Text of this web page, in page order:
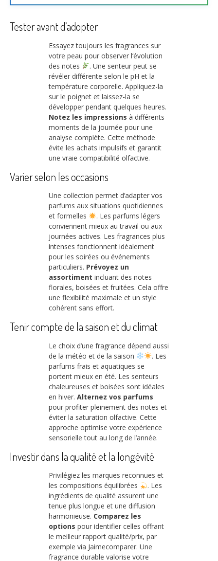
Tester avant d’adopter
Essayez toujours les fragrances sur
votre peau pour observer l’évolution
des notes
. Une senteur peut se
révéler différente selon le pH et la
température corporelle. Appliquez-la
sur le poignet et laissez-la se
développer pendant quelques heures.
Notez les impressions à différents
moments de la journée pour une
analyse complète. Cette méthode
évite les achats impulsifs et garantit
une vraie compatibilité olfactive.
Varier selon les occasions
Une collection permet d’adapter vos
parfums aux situations quotidiennes
et formelles
. Les parfums légers
conviennent mieux au travail ou aux
journées actives. Les fragrances plus
intenses fonctionnent idéalement
pour les soirées ou événements
particuliers. Prévoyez un
assortiment incluant des notes
florales, boisées et fruitées. Cela offre
une flexibilité maximale et un style
cohérent sans effort.
Tenir compte de la saison et du climat
Le choix d’une fragrance dépend aussi
de la météo et de la saison
. Les
parfums frais et aquatiques se
portent mieux en été. Les senteurs
chaleureuses et boisées sont idéales
en hiver. Alternez vos parfums
pour profiter pleinement des notes et
éviter la saturation olfactive. Cette
approche optimise votre expérience
sensorielle tout au long de l’année.
Investir dans la qualité et la longévité
Privilégiez les marques reconnues et
les compositions équilibrées
. Les
ingrédients de qualité assurent une
tenue plus longue et une diffusion
harmonieuse. Comparez les
options pour identifier celles offrant
le meilleur rapport qualité/prix, par
exemple via Jaimecomparer. Une
fragrance durable valorise votre